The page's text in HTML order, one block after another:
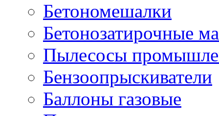
Бетономешалки
Бетонозатирочные
Пылесосы
Бензоопрыскиватели
Баллоны газовые